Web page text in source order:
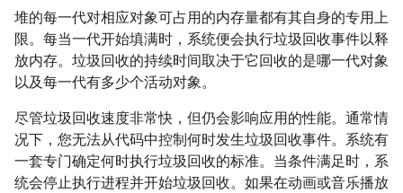
堆的每一代对相应对象可占用的内存量都有其自身的专用上
限。每当一代开始填满时，系统便会执行垃圾回收事件以释
放内存。垃圾回收的持续时间取决于它回收的是哪一代对象
以及每一代有多少个活动对象。
尽管垃圾回收速度非常快，但仍会影响应用的性能。通常情
况下，您无法从代码中控制何时发生垃圾回收事件。系统有
一套专门确定何时执行垃圾回收的标准。当条件满足时，系
统会停止执行进程并开始垃圾回收。如果在动画或音乐播放